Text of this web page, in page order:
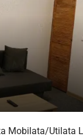
Mobilata/Utilata